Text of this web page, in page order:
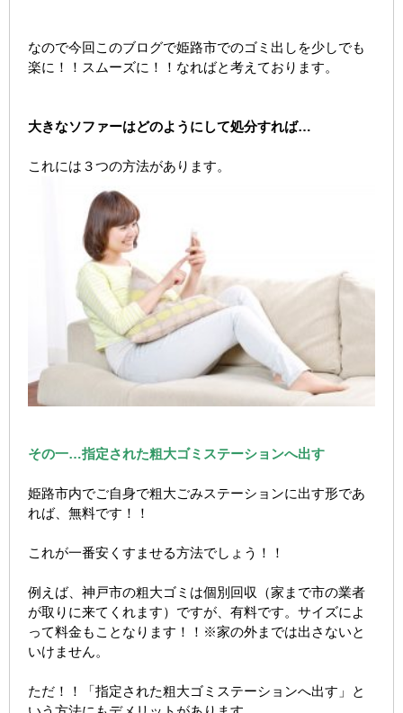
なので今回このブログで姫路市でのゴミ出しを少しでも
楽に！！スムーズに！！なればと考えております。
大きなソファーはどのようにして処分すれば…
これには３つの方法があります。
その一…指定された粗大ゴミステーションへ出す
姫路市内でご自身で粗大ごみステーションに出す形であ
れば、無料です！！
これが一番安くすませる方法でしょう！！
例えば、神戸市の粗大ゴミは個別回収（家まで市の業者
が取りに来てくれます）ですが、有料です。サイズによ
って料金もことなります！！※家の外までは出さないと
いけません。
ただ！！「指定された粗大ゴミステーションへ出す」と